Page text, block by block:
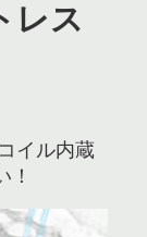
レス
イル内蔵
！